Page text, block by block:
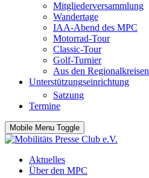
Mitgliederversammlung
Wandertage
IAA-Abend des MPC
Motorrad-Tour
Classic-Tour
Golf-Turnier
Aus den Regionalkreisen
Unterstützungseinrichtung
Satzung
Termine
Mobile Menu Toggle
Aktuelles
Über den MPC